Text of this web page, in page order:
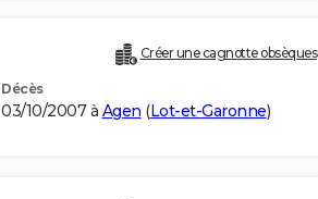
Créer une cagnotte obsèques
Décès
03/10/2007 à Agen (Lot-et-Garonne)